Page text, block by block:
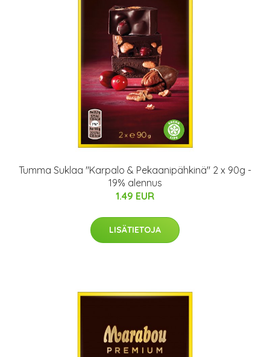
Tumma Suklaa "Karpalo & Pekaanipähkinä" 2 x 90g -
19% alennus
1.49 EUR
LISÄTIETOJA